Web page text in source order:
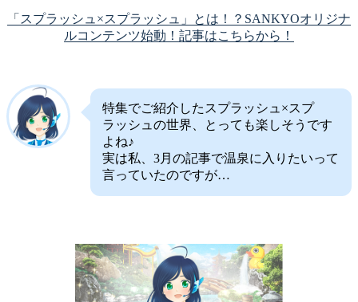
「スプラッシュ×スプラッシュ」とは！？SANKYOオリジナ
ルコンテンツ始動！記事はこちらから！
特集でご紹介したスプラッシュ×スプ
ラッシュの世界、とっても楽しそうです
よね♪
実は私、3月の記事で温泉に入りたいって
言っていたのですが…